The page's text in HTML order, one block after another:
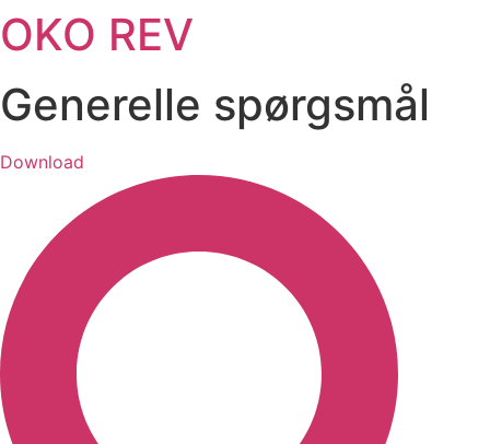
Videre
til
OKO REV
Generelle spørgsmål
Download